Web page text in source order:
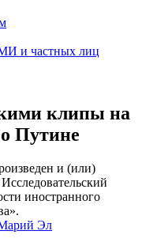
и частных лиц
клипы на
Путине
и (или)
иностранного
Эл